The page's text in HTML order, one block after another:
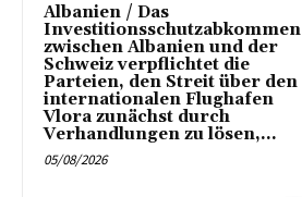
Albanien / Das
Investitionsschutzabkommen
zwischen Albanien und der
Schweiz verpflichtet die
Parteien, den Streit über den
internationalen Flughafen
Vlora zunächst durch
Verhandlungen zu lösen,...
05/08/2026